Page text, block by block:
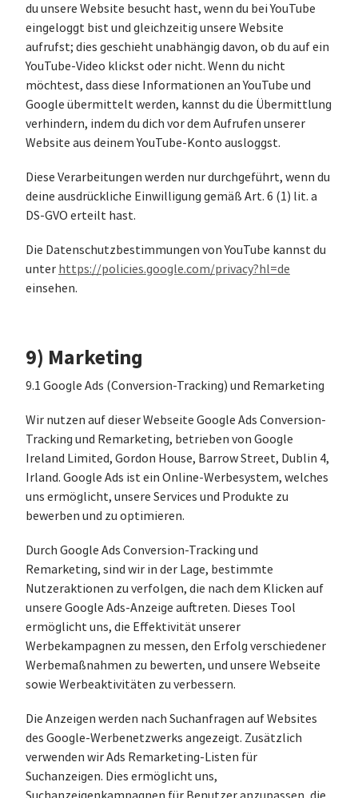
du unsere Website besucht hast, wenn du bei YouTube
eingeloggt bist und gleichzeitig unsere Website
aufrufst; dies geschieht unabhängig davon, ob du auf ein
YouTube-Video klickst oder nicht. Wenn du nicht
möchtest, dass diese Informationen an YouTube und
Google übermittelt werden, kannst du die Übermittlung
verhindern, indem du dich vor dem Aufrufen unserer
Website aus deinem YouTube-Konto ausloggst.
Diese Verarbeitungen werden nur durchgeführt, wenn du
deine ausdrückliche Einwilligung gemäß Art. 6 (1) lit. a
DS-GVO erteilt hast.
Die Datenschutzbestimmungen von YouTube kannst du
unter https://policies.google.com/privacy?hl=de
einsehen.
9) Marketing
9.1 Google Ads (Conversion-Tracking) und Remarketing
Wir nutzen auf dieser Webseite Google Ads Conversion-
Tracking und Remarketing, betrieben von Google
Ireland Limited, Gordon House, Barrow Street, Dublin 4,
Irland. Google Ads ist ein Online-Werbesystem, welches
uns ermöglicht, unsere Services und Produkte zu
bewerben und zu optimieren.
Durch Google Ads Conversion-Tracking und
Remarketing, sind wir in der Lage, bestimmte
Nutzeraktionen zu verfolgen, die nach dem Klicken auf
unsere Google Ads-Anzeige auftreten. Dieses Tool
ermöglicht uns, die Effektivität unserer
Werbekampagnen zu messen, den Erfolg verschiedener
Werbemaßnahmen zu bewerten, und unsere Webseite
sowie Werbeaktivitäten zu verbessern.
Die Anzeigen werden nach Suchanfragen auf Websites
des Google-Werbenetzwerks angezeigt. Zusätzlich
verwenden wir Ads Remarketing-Listen für
Suchanzeigen. Dies ermöglicht uns,